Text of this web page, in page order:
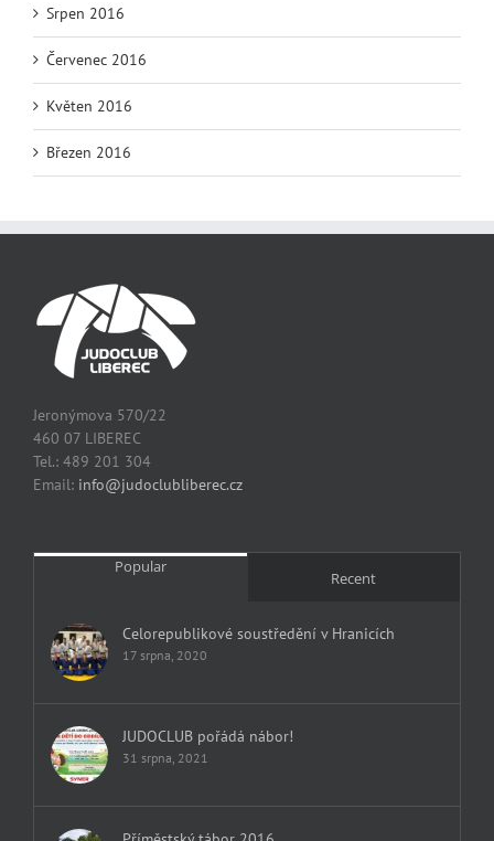
Srpen 2016
Červenec 2016
Květen 2016
Březen 2016
Jeronýmova 570/22
460 07 LIBEREC
Tel.: 489 201 304
Email: info@judoclubliberec.cz
Popular
Recent
Celorepublikové soustředění v Hranicích
17 srpna, 2020
JUDOCLUB pořádá nábor!
31 srpna, 2021